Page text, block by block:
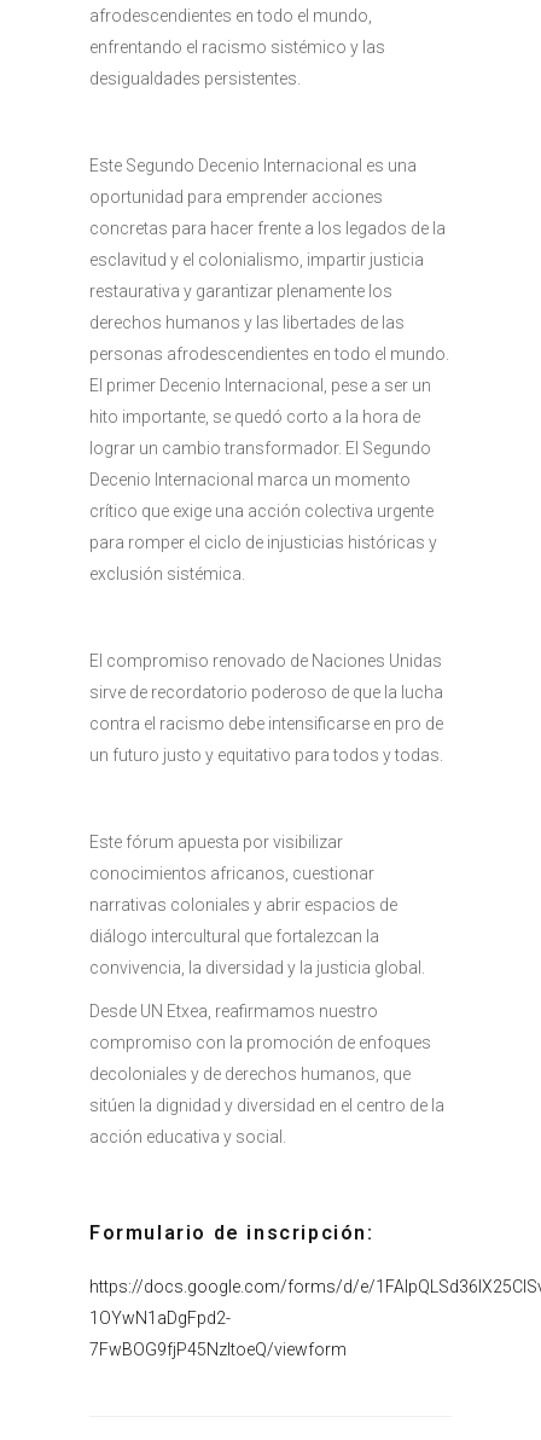
afrodescendientes en todo el mundo,
enfrentando el racismo sistémico y las
desigualdades persistentes.
Este Segundo Decenio Internacional es una
oportunidad para emprender acciones
concretas para hacer frente a los legados de la
esclavitud y el colonialismo, impartir justicia
restaurativa y garantizar plenamente los
derechos humanos y las libertades de las
personas afrodescendientes en todo el mundo.
El primer Decenio Internacional, pese a ser un
hito importante, se quedó corto a la hora de
lograr un cambio transformador. El Segundo
Decenio Internacional marca un momento
crítico que exige una acción colectiva urgente
para romper el ciclo de injusticias históricas y
exclusión sistémica.
El compromiso renovado de Naciones Unidas
sirve de recordatorio poderoso de que la lucha
contra el racismo debe intensificarse en pro de
un futuro justo y equitativo para todos y todas.
Este fórum apuesta por visibilizar
conocimientos africanos, cuestionar
narrativas coloniales y abrir espacios de
diálogo intercultural que fortalezcan la
convivencia, la diversidad y la justicia global.
Desde UN Etxea, reafirmamos nuestro
compromiso con la promoción de enfoques
decoloniales y de derechos humanos, que
sitúen la dignidad y diversidad en el centro de la
acción educativa y social.
Formulario de inscripción:
https://docs.google.com/forms/d/e/
1OYwN1aDgFpd2-
7FwBOG9fjP45NzItoeQ/viewform